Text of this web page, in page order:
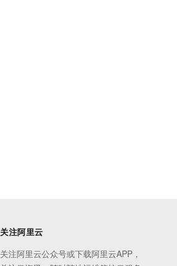
关注阿里云
关注阿里云公众号或下载阿里云APP，